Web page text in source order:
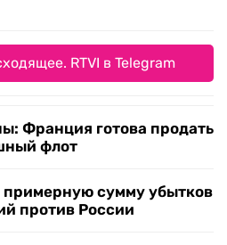
RTVI в Telegram
Франция готова продать
флот
сумму убытков
против России